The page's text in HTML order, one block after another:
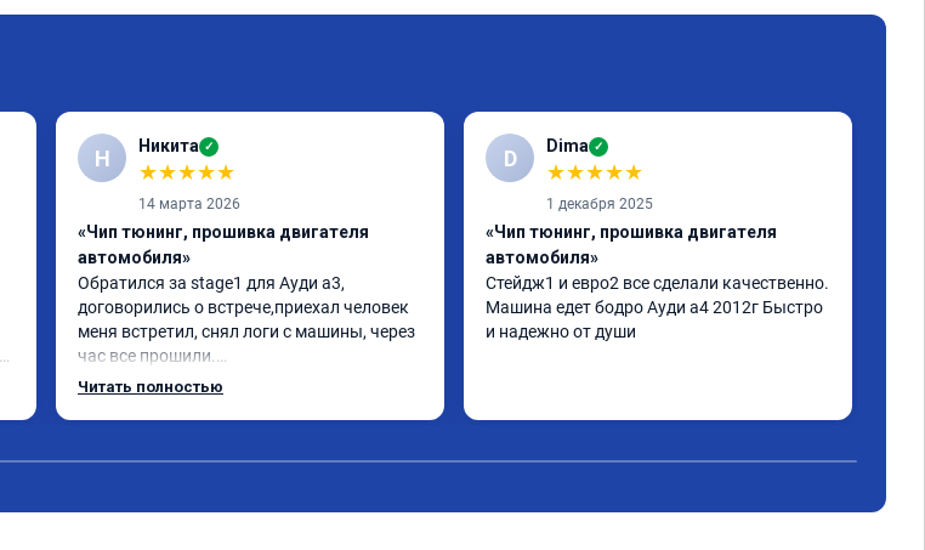
Н Никита ✓
★★★★★
14 марта 2026
«Чип тюнинг, прошивка двигателя
автомобиля»
Обратился за stage1 для Ауди а3,
договорились о встрече,приехал человек
меня встретил, снял логи с машины, через
час все прошили.
Арман спасибо тебе огромное, машинка по
Читать полностью
D Dima ✓
★★★★★
1 декабря 2025
«Чип тюнинг, прошивка двигателя
автомобиля»
Стейдж1 и евро2 все сделали качественно.
Машина едет бодро Ауди а4 2012г Быстро
и надежно от души